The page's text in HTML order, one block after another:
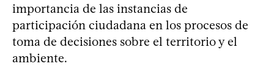
importancia de las instancias de
participación ciudadana en los procesos de
toma de decisiones sobre el territorio y el
ambiente.